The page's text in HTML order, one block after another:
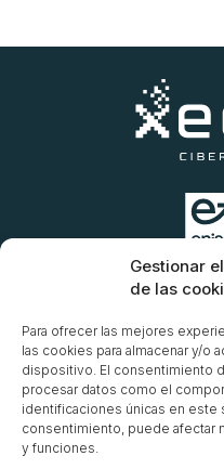
Gestionar
de las
Para ofrecer las mejores
las cookies para almacenar y/o
dispositivo. El consentimiento
procesar datos como el
identificaciones únicas en este
consentimiento, puede afectar
y funciones.